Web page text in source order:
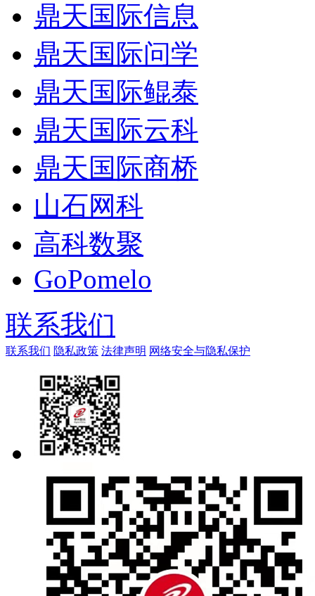
鼎天国际信息
鼎天国际问学
鼎天国际鲲泰
鼎天国际云科
鼎天国际商桥
山石网科
高科数聚
GoPomelo
联系我们
联系我们 隐私政策 法律声明 网络安全与隐私保护